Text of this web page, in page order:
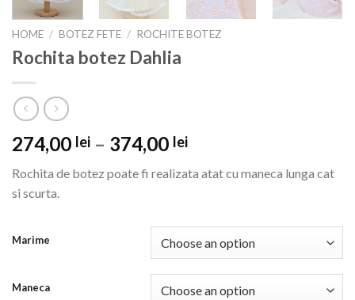
HOME / BOTEZ FETE / ROCHITE BOTEZ
Rochita botez Dahlia
274,00 lei – 374,00 lei
Rochita de botez poate fi realizata atat cu maneca lunga cat
si scurta.
Marime
Maneca